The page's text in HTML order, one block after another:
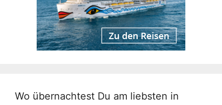
Wo übernachtest Du am liebsten in